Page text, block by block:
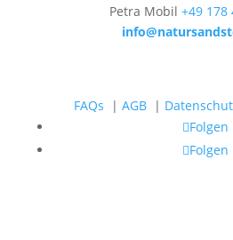
Petra Mobil+49 178
FAQs | AGB|
Folgen
Folgen